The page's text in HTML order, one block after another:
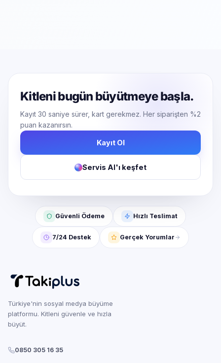
Kitleni bugün büyütmeye başla.
Kayıt 30 saniye sürer, kart gerekmez. Her siparişten %2
puan kazanırsın.
Kayıt Ol
Servis AI'ı keşfet
Güvenli Ödeme Hızlı Teslimat
7/24 Destek Gerçek Yorumlar
Türkiye'nin sosyal medya büyüme
platformu. Kitleni güvenle ve hızla
büyüt.
0850 305 16 35